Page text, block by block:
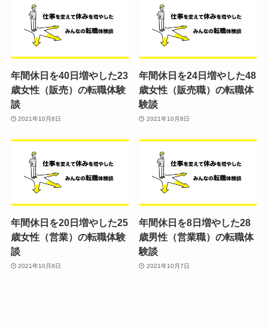
年間休日を40日増やした23
歳女性（販売）の転職体験
談
2021年10月8日
年間休日を24日増やした48
歳女性（販売職）の転職体
験談
2021年10月8日
年間休日を20日増やした25
歳女性（営業）の転職体験
談
2021年10月8日
年間休日を8日増やした28
歳男性（営業職）の転職体
験談
2021年10月7日